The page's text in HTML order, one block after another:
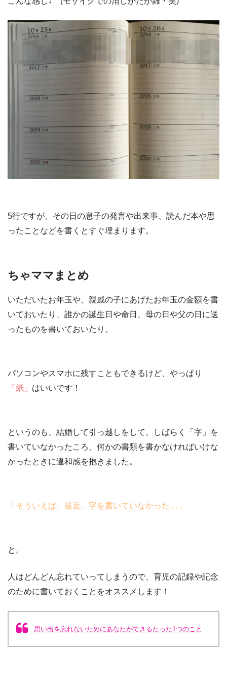
5行ですが、その日の息子の発言や出来事、読んだ本や思
ったことなどを書くとすぐ埋まります。
ちゃママまとめ
いただいたお年玉や、親戚の子にあげたお年玉の金額を書
いておいたり、誰かの誕生日や命日、母の日や父の日に送
ったものを書いておいたり。
パソコンやスマホに残すこともできるけど、やっぱり
「紙」 はいいです！
というのも、結婚して引っ越しをして、しばらく 「字」
を
書いていなかったころ、何かの書類を書かなければいけな
かったときに違和感を抱きました。
「そういえば、最近、字を書いていなかった…」
と。
人はどんどん忘れていってしまうので、育児の記録や記念
のために書いておくことをオススメします！
思い出を忘れないためにあなたができるたった1つのこと